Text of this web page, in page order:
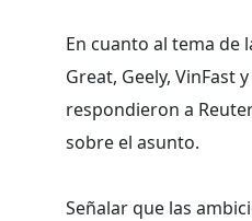
En cuanto al tema de
Great, Geely, VinFast
respondieron a
sobre el asunto.
Señalar que las